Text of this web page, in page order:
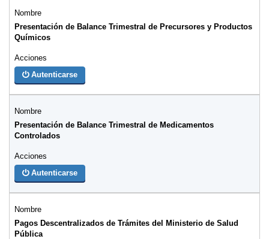
Presentación de Balance Trimestral de Precursores y Productos
Químicos
Autenticarse
Presentación de Balance Trimestral de Medicamentos
Controlados
Autenticarse
Pagos Descentralizados de Trámites del Ministerio de Salud
Pública